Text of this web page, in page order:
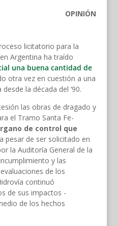
OPINIÓN
licitatorio para la
Argentina ha traído
una buena cantidad de
otra vez en cuestión a una
la década del ‘90.
las obras de dragado y
el Tramo Santa Fe-
de control que
pesar de ser solicitado en
la Auditoría General de la
y las
de los
continuó
de sus impactos -
de los hechos